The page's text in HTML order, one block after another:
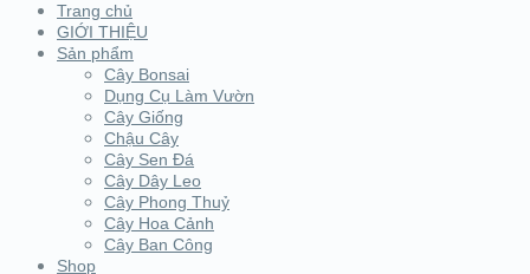
Trang chủ
GIỚI THIỆU
Sản phẩm
Cây Bonsai
Dụng Cụ Làm Vườn
Cây Giống
Chậu Cây
Cây Sen Đá
Cây Dây Leo
Cây Phong Thuỷ
Cây Hoa Cảnh
Cây Ban Công
Shop